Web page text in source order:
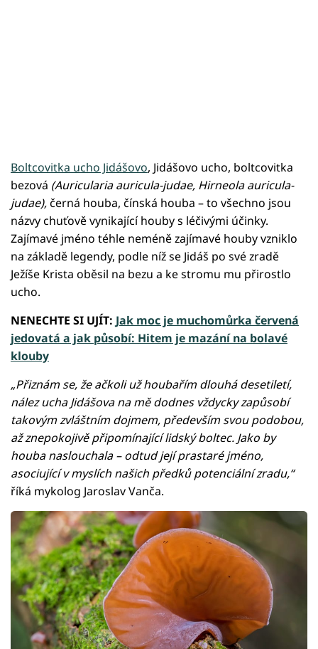
Boltcovitka ucho Jidášovo, Jidášovo ucho, boltcovitka
bezová (Auricularia auricula-judae, Hirneola auricula-
judae),černá houba, čínská houba – to všechno jsou
názvy chuťově vynikající houby s léčivými účinky.
Zajímavé jméno téhle neméně zajímavé houby vzniklo
na základě legendy, podle níž se Jidáš po své zradě
Ježíše Krista oběsil na bezu a ke stromu mu přirostlo
ucho.
NENECHTE SI UJÍT: Jak moc je muchomůrka červená
jedovatá a jak působí: Hitem je mazání na bolavé
klouby
„Přiznám se, že ačkoli už houbařím dlouhá desetiletí,
nález ucha Jidášova na mě dodnes vždycky zapůsobí
takovým zvláštním dojmem, především svou podobou,
až znepokojivě připomínající lidský boltec. Jako by
houba naslouchala – odtud její prastaré jméno,
asociující v myslích našich předků potenciální zradu,“
říká mykolog Jaroslav Vanča.